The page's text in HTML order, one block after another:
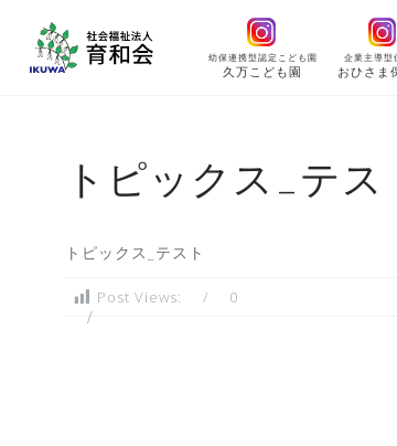
幼保連携型認定こども園
久万こども園
企業主導型
おひさま
トピックス_テス
トピックス_テスト
Post Views: 0